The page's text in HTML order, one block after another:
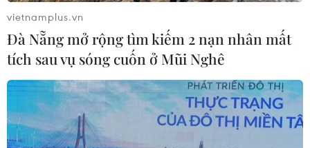
vietnamplus.vn
Đà Nẵng mở rộng tìm kiếm 2 nạn nhân mất
tích sau vụ sóng cuốn ở Mũi Nghê